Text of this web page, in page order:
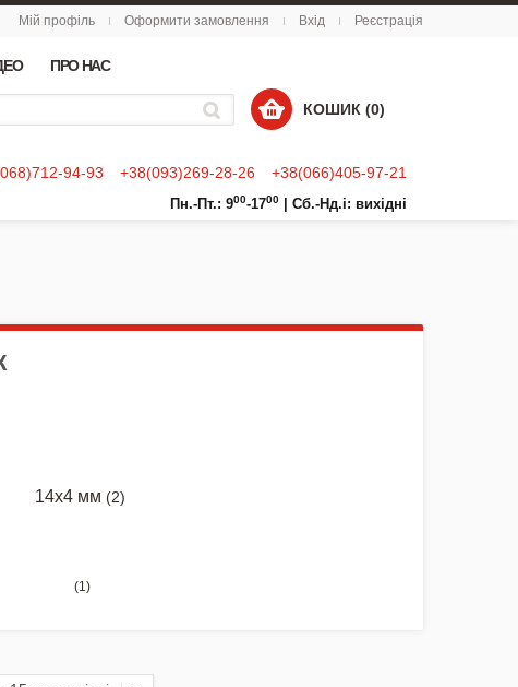
Мій профіль Оформити замовлення Вхід Реєстрація
ПРО НАС
КОШИК (0)
94-93 +38(093)269-28-26 +38(066)405-97-21
Пн.-Пт.: 900-1700 Сб.-Нд.і: вихідні
14x4 мм (2)
(1)